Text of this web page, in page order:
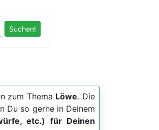
Suchen!
zum Thema Löwe. Die
Du so gerne in Deinem
etc.) für Deinen